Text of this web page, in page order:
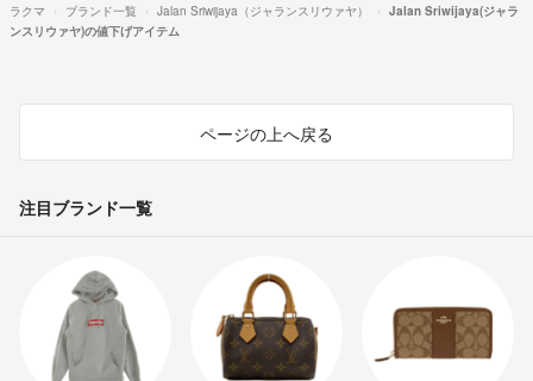
ラクマ ブランド一覧 Jalan Sriwijaya（ジャランスリウァヤ）
Jalan Sriwijaya(ジャラ
ンスリウァヤ)の値下げアイテム
ページの上へ戻る
注目ブランド一覧